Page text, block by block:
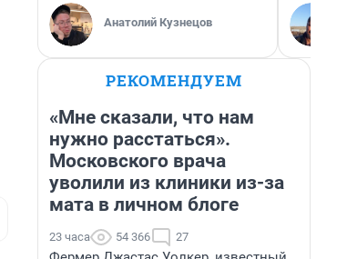
Анатолий Кузнецов
РЕКОМЕНДУЕМ
«Мне сказали, что нам
нужно расстаться».
Московского врача
уволили из клиники из-за
мата в личном блоге
23 часа 54 366 27